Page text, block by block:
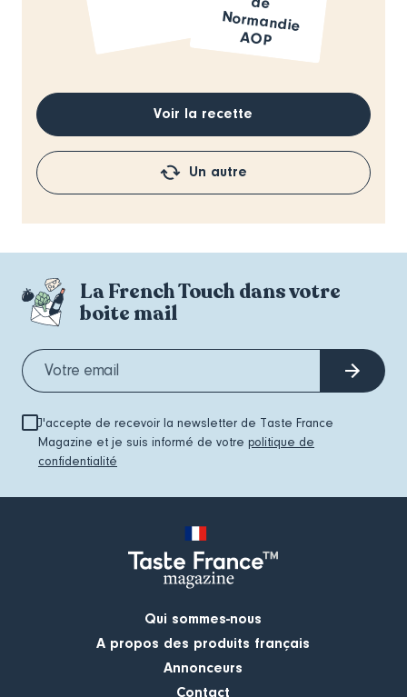
AOP
Voir la recette
Un autre
La French Touch dans votre
boite mail
J'accepte de recevoir la newsletter de Taste France
Magazine et je suis informé de votre politique de
confidentialité
Qui sommes-nous
A propos des produits français
Annonceurs
Contact